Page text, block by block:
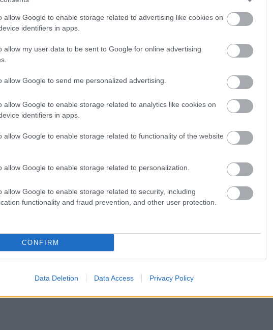
allow Google to enable storage related to advertising like cookies on
identifiers in apps.
allow my user data to be sent to Google for online advertising
allow Google to send me personalized advertising.
allow Google to enable storage related to analytics like cookies on
identifiers in apps.
allow Google to enable storage related to functionality of the website
allow Google to enable storage related to personalization.
allow Google to enable storage related to security, including
functionality and fraud prevention, and other user protection.
CONFIRM
Data Deletion Data Access Privacy Policy
a piaci
most ilyen
inkább
és
7636